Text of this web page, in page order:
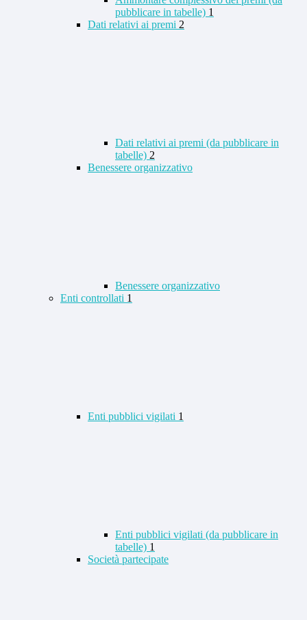
pubblicare in tabelle) 1
Dati relativi ai premi 2
Dati relativi ai premi (da pubblicare in
tabelle) 2
Benessere organizzativo
Benessere organizzativo
Enti controllati 1
Enti pubblici vigilati 1
Enti pubblici vigilati (da pubblicare in
tabelle) 1
Società partecipate